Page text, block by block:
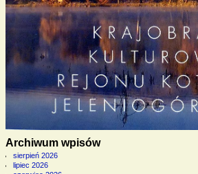
Archiwum wpisów
sierpień 2026
lipiec 2026